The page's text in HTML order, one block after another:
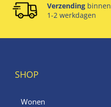
Verzending binnen
1-2 werkdagen
SHOP
Wonen